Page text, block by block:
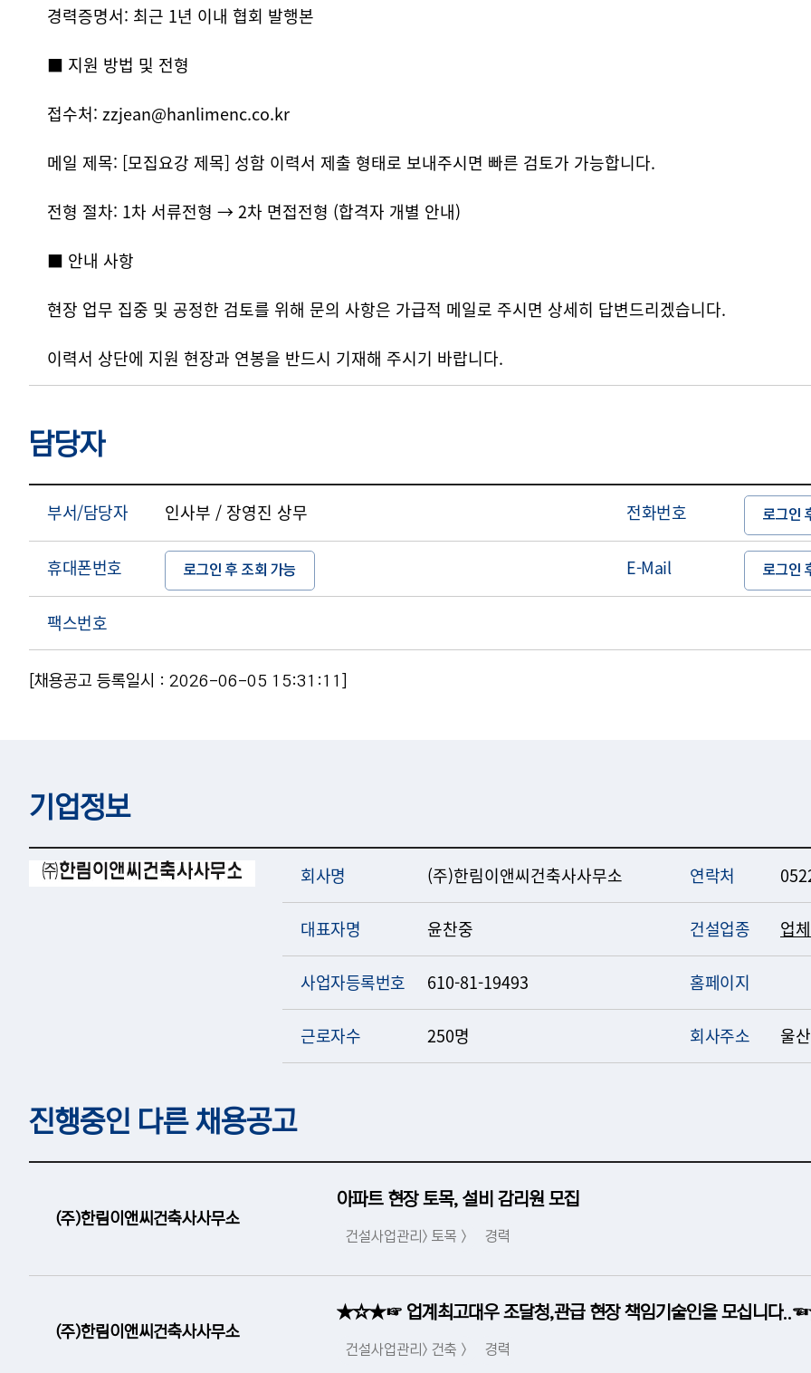
경력증명서: 최근 1년 이내 협회 발행본
■ 지원 방법 및 전형
접수처: zzjean@hanlimenc.co.kr
메일 제목: [모집요강 제목] 성함 이력서 제출 형태로 보내주시면 빠른 검토가 가능합니다.
전형 절차: 1차 서류전형 → 2차 면접전형 (합격자 개별 안내)
■ 안내 사항
현장 업무 집중 및 공정한 검토를 위해 문의 사항은 가급적 메일로 주시면 상세히 답변드리겠습니다.
이력서 상단에 지원 현장과 연봉을 반드시 기재해 주시기 바랍니다.
담당자
부서/담당자 인사부 / 장영진 상무 전화번호 로그인
휴대폰번호 로그인 후 조회 가능 E-Mail 로그인
팩스번호
[채용공고 등록일시 : 2026-06-05 15:31:11]
기업정보
회사명 (주)한림이앤씨건축사사무소 연락처
대표자명 윤찬중 건설업종 업
사업자등록번호 610-81-19493 홈페이지
근로자수 250명 회사주소 울
진행중인 다른 채용공고
(주)한림이앤씨건축사사무소
아파트 현장 토목, 설비 감리원 모집
건설사업관리> 토목 > 경력
(주)한림이앤씨건축사사무소
★☆★☞ 업계최고대우 조달청,관급 현장 책임기술인을 모십니
건설사업관리> 건축 > 경력